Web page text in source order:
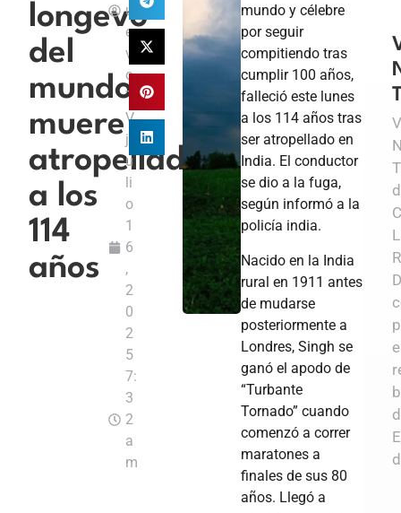
longevo
del
mundo
muere
atropellado
a los
114
años
u
e
v
o
T
V
j
u
li
o
1
6
,
2
0
2
5
7:
3
2
a
m
mundo y célebre
por seguir
compitiendo tras
cumplir 100 años,
falleció este lunes
a los 114 años tras
ser atropellado en
India. El conductor
se dio a la fuga,
según informó a la
policía india.
Nacido en la India
rural en 1911 antes
de mudarse
posteriormente a
Londres, Singh se
ganó el apodo de
“Turbante
Tornado” cuando
comenzó a correr
maratones a
finales de sus 80
años. Llegó a